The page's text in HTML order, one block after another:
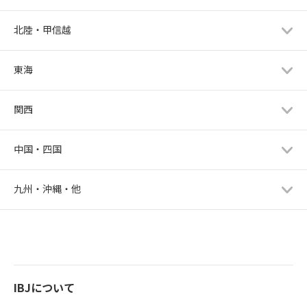
北陸・甲信越
東海
関西
中国・四国
九州・沖縄・他
IBJについて